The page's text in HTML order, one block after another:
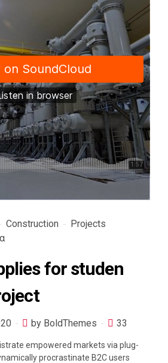
Construction
Projects
for studen
by BoldThemes 33
empowered markets via plug-
procrastinate B2C users